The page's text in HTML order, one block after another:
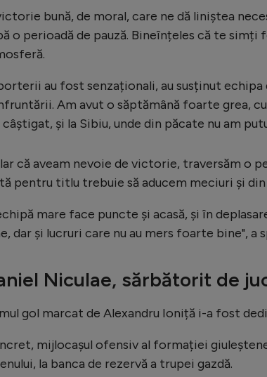
bună, de moral, care ne dă liniștea
o perioadă de pauză. Bineînțeles că te
au fost senzaționali, au susținut echipa
Am avut o săptămână foarte grea,
câștigat, și la Sibiu, unde din păcate nu am
că aveam nevoie de victorie, traversăm o
pentru titlu trebuie să aducem meciuri și din
mare face puncte și acasă, și în
dar și lucruri care nu au mers foarte bine", a
Niculae, sărbătorit de
gol marcat de Alexandru Ioniță i-a fost
mijlocașul ofensiv al formației
la banca de rezervă a trupei gazdă.